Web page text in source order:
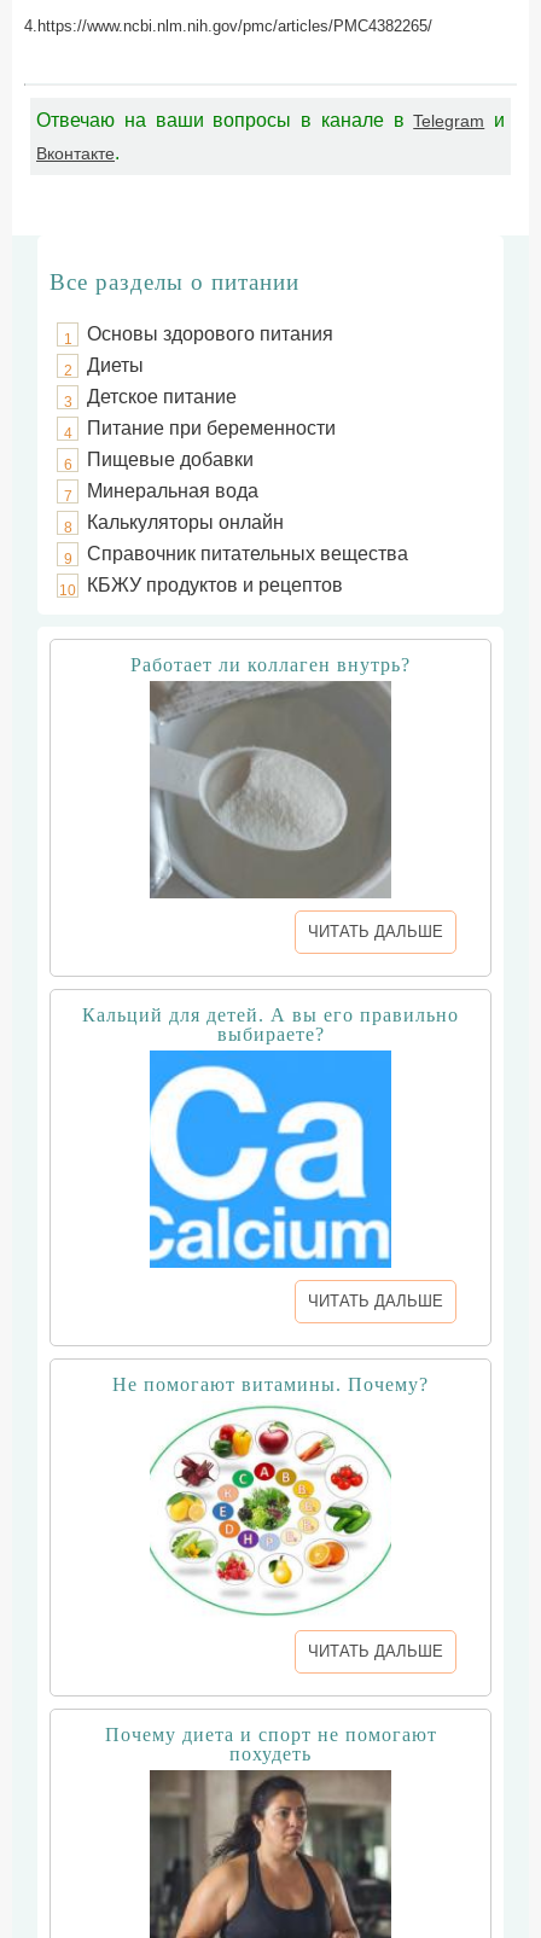
4.https://www.ncbi.nlm.nih.gov/pmc/articles/PMC4382265/
Отвечаю на ваши вопросы в канале вTelegram и
Вконтакте.
Все разделы о питании
1 Основы здорового питания
2 Диеты
3 Детское питание
4 Питание при беременности
6 Пищевые добавки
7 Минеральная вода
8 Калькуляторы онлайн
9 Справочник питательных вещества
10 КБЖУ продуктов и рецептов
Работает ли коллаген внутрь?
ЧИТАТЬ ДАЛЬШЕ
Кальций для детей. А вы его правильно
выбираете?
ЧИТАТЬ ДАЛЬШЕ
Не помогают витамины. Почему?
ЧИТАТЬ ДАЛЬШЕ
Почему диета и спорт не помогают
похудеть